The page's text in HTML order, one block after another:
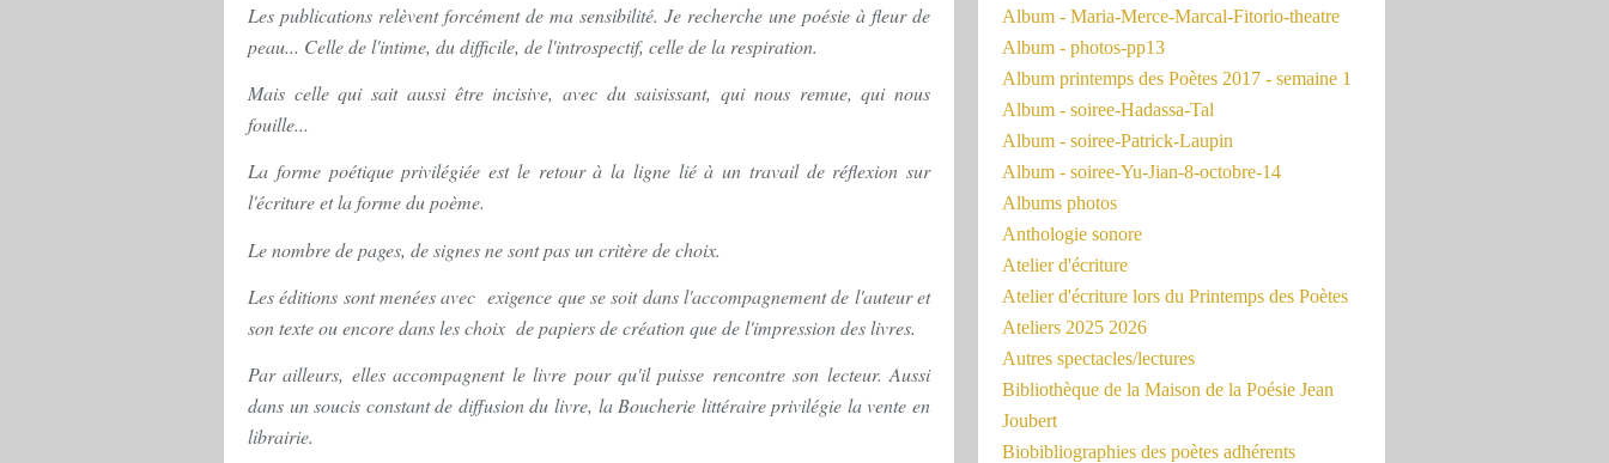
Les publications relèvent forcément de ma sensibilité. Je recherche une poésie à fleur de
peau... Celle de l'intime, du difficile, de l'introspectif, celle de la respiration.
Mais celle qui sait aussi être incisive, avec du saisissant, qui nous remue, qui nous
fouille...
La forme poétique privilégiée est le retour à la ligne lié à un travail de réflexion sur
l'écriture et la forme du poème.
Le nombre de pages, de signes ne sont pas un critère de choix.
Les éditions sont menées avec exigence que se soit dans l'accompagnement de l'auteur et
son texte ou encore dans les choix de papiers de création que de l'impression des livres.
Par ailleurs, elles accompagnent le livre pour qu'il puisse rencontre son lecteur. Aussi
dans un soucis constant de diffusion du livre, la Boucherie littéraire privilégie la vente en
librairie.
Album - Maria-Merce-Marcal-Fitorio-theatre
Album - photos-pp13
Album printemps des Poètes 2017 - semaine 1
Album - soiree-Hadassa-Tal
Album - soiree-Patrick-Laupin
Album - soiree-Yu-Jian-8-octobre-14
Albums photos
Anthologie sonore
Atelier d'écriture
Atelier d'écriture lors du Printemps des Poètes
Ateliers 2025 2026
Autres spectacles/lectures
Bibliothèque de la Maison de la Poésie Jean
Joubert
Biobibliographies des poètes adhérents